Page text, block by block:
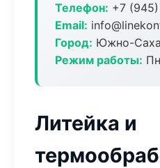
Телефон: +7
Email:
Город: Южно-
Режим работы:
Литейка и